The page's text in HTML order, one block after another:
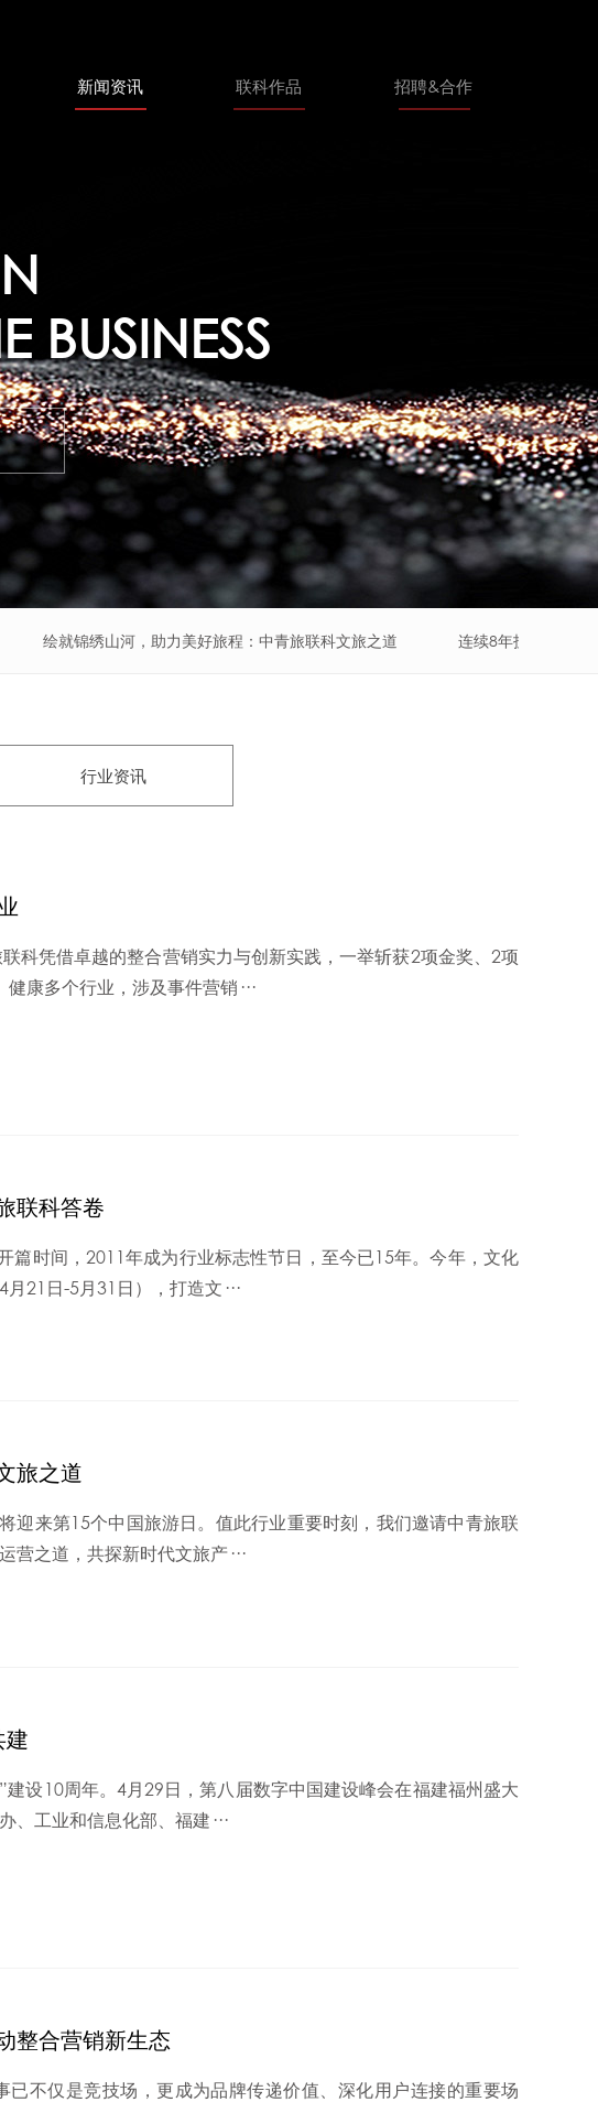
新闻资讯 联科作品 招聘&合作
BUSINESS
绘就锦绣山河，助力美好旅程：中青旅联科文旅之道 连续8年护航数字峰
行业资讯
科凭借卓越的整合营销实力与创新实践，一举斩获2项金奖、2项
康多个行业，涉及事件营销···
联科答卷
篇时间，2011年成为行业标志性节日，至今已15年。今年，文化
21日-5月31日），打造文···
旅之道
迎来第15个中国旅游日。值此行业重要时刻，我们邀请中青旅联
之道，共探新时代文旅产···
建
设10周年。4月29日，第八届数字中国建设峰会在福建福州盛大
工业和信息化部、福建···
整合营销新生态
不仅是竞技场，更成为品牌传递价值、深化用户连接的重要场